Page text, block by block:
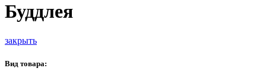
Буддлея
закрыть
Вид товара: